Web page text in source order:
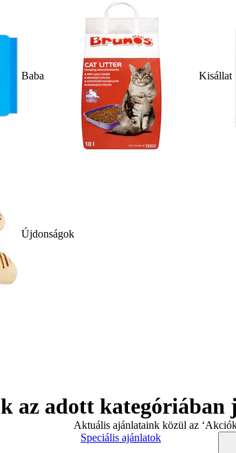
Baba Kisállat
Újdonságok
az adott kategóriában
Aktuális ajánlataink közül az
Speciális ajánlatok